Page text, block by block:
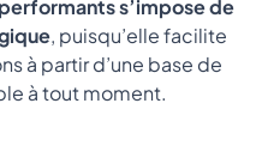
s’impose de
, puisqu’elle facilite
à partir d’une base de
à tout moment.